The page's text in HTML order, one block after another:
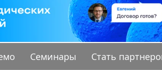
Семинары Стать